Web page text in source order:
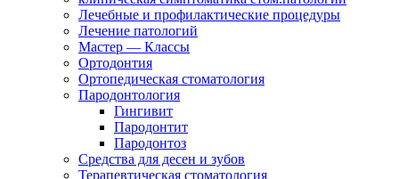
Лечебные и профилактические процедуры
Лечение патологий
Мастер — Классы
Ортодонтия
Ортопедическая стоматология
Пародонтология
Гингивит
Пародонтит
Пародонтоз
Средства для десен и зубов
Терапевтическая стоматология